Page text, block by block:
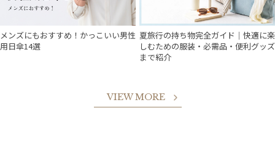
メンズにもおすすめ！かっこいい男性
用日傘14選
夏旅行の持ち物完全ガイド｜快適に楽
しむための服装・必需品・便利グッズ
まで紹介
VIEW MORE